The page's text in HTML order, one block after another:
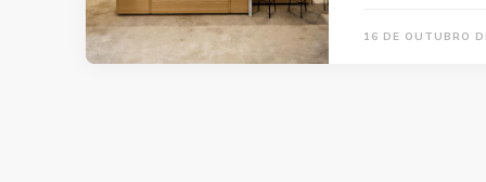
16 DE OUTUBRO